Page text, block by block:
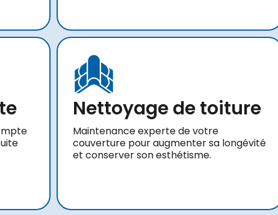
Nettoyage de toiture
Maintenance experte de votre
couverture pour augmenter sa longévité
et conserver son esthétisme.